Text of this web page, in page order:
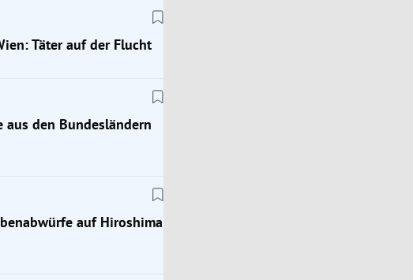
Täter auf der Flucht
den Bundesländern
auf Hiroshima